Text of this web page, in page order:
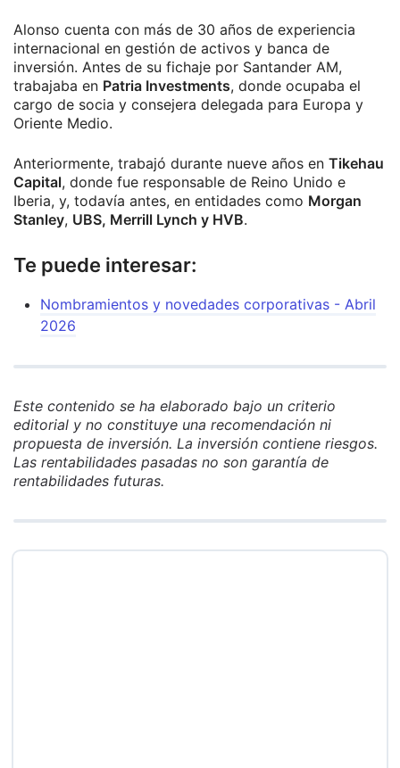
Alonso cuenta con más de 30 años de experiencia
internacional en gestión de activos y banca de
inversión. Antes de su fichaje por Santander AM,
trabajaba en Patria Investments, donde ocupaba el
cargo de socia y consejera delegada para Europa y
Oriente Medio.
Anteriormente, trabajó durante nueve años en Tikehau
Capital, donde fue responsable de Reino Unido e
Iberia, y, todavía antes, en entidades como Morgan
Stanley, UBS, Merrill Lynch y HVB.
Te puede interesar:
Nombramientos y novedades corporativas - Abril
2026
Este contenido se ha elaborado bajo un criterio
editorial y no constituye una recomendación ni
propuesta de inversión. La inversión contiene riesgos.
Las rentabilidades pasadas no son garantía de
rentabilidades futuras.